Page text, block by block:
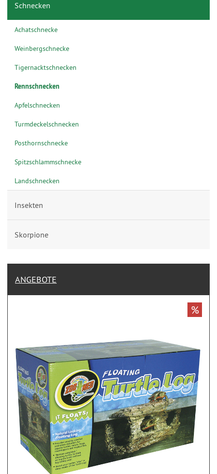
Schnecken
Achatschnecke
Weinbergschnecke
Tigernacktschnecken
Rennschnecken
Apfelschnecken
Turmdeckelschnecken
Posthornschnecke
Spitzschlammschnecke
Landschnecken
Insekten
Skorpione
ANGEBOTE
%